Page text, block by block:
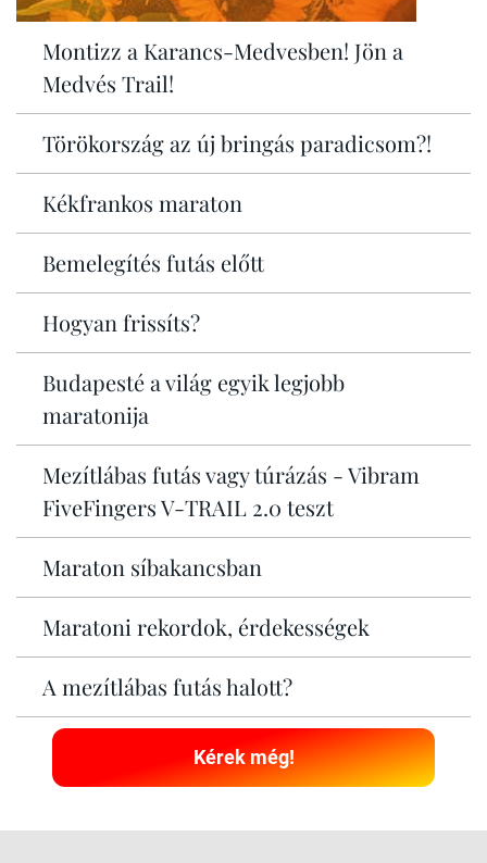
Montizz a Karancs-Medvesben! Jön a
Medvés Trail!
Törökország az új bringás paradicsom?!
Kékfrankos maraton
Bemelegítés futás előtt
Hogyan frissíts?
Budapesté a világ egyik legjobb
maratonija
Mezítlábas futás vagy túrázás - Vibram
FiveFingers V-TRAIL 2.0 teszt
Maraton síbakancsban
Maratoni rekordok, érdekességek
A mezítlábas futás halott?
Kérek még!